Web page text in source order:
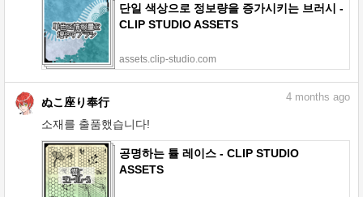
단일 색상으로 정보량을 증가시키는 브러시 -
CLIP STUDIO ASSETS
assets.clip-studio.com
ぬこ座り奉行
소재를 출품했습니다!
4 months ago
공명하는 튤 레이스 - CLIP STUDIO
ASSETS